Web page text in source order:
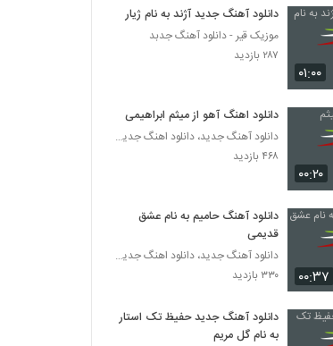
آهنگ زندونی از احسان سر کرده(پاپ)
۲۷۴ بازدید
آهنگ برگرد از اهورا جاوید(پاپ)
دانلود آهنگ احساس بد از حمید رضا رضایی
۳۱۲ بازدید
دانلود آهنگ جدید و زیبای هومن حدادی با نام
نرو
Mohamadi Raft)
۳۹۴ بازدید
۰۱:۰۰
دانلود آهنگ جدید آژند به نام ژیار
موزیک قیر - دانلود آهنگ جدبد
۲۸۷ بازدید
۰۰:۲۰
دانلود اهنگ آهو از میثم ابراهیمی
دانلود آهنگ جدید، دانلود اهنگ جدید ایرانی
۴۶۸ بازدید
۰۰:۳۷
دانلود آهنگ حامیم به نام عشق
قدیمی
دانلود آهنگ جدید، دانلود اهنگ جدید ایرانی
۳۳۰ بازدید
دانلود آهنگ جدید حفیظ تک استار
به نام گل مریم